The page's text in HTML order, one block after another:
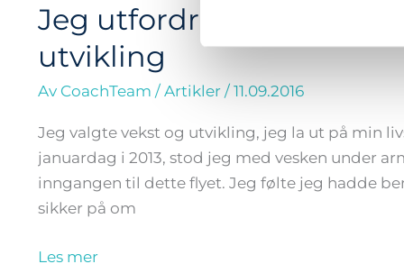
Jeg utfordret meg selv,
utvikling
Av CoachTeam / Artikler / 11.09.2016
Jeg valgte vekst og utvikling, jeg la ut på min
januardag i 2013, stod jeg med vesken under
inngangen til dette flyet. Jeg følte jeg hadde
sikker på om
Les mer